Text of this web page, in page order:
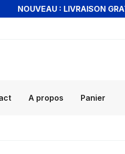
NOUVEAU : LIVRAISON
A propos Panier